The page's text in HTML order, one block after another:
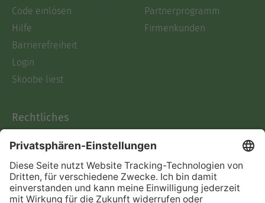
Code einlösen
Hilfe
Barrierefreiheit
Login
Skoobe liest
Partnerprogramm
Firmenkunden
Rechtliches
AGB
Informationen nach Data
Act
Verträge hier kündigen